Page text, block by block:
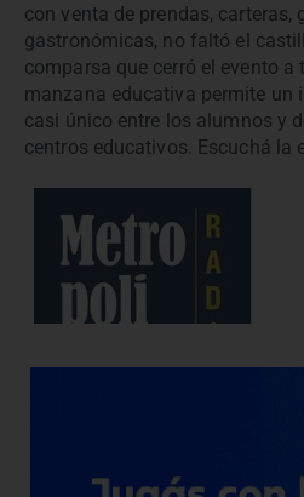
con venta de prendas, carteras,
gastronómicas, no faltó el
comparsa que cerró el evento a
manzana educativa permite un
casi único entre los alumnos y
centros educativos. Escuchá la